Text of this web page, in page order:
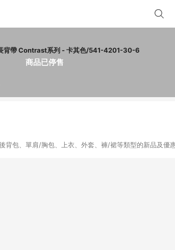
商品已停售
PLAYBOY - 撞色手提包附長背帶 Contrast系列 - 卡其色/541-4201-30-6
背包、單肩/胸包、上衣、外套、褲/裙等類型的新品及優